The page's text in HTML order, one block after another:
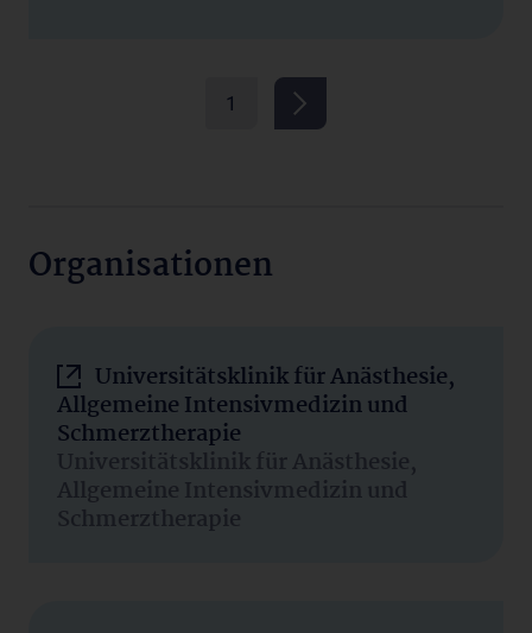
1
Organisationen
Universitätsklinik für Anästhesie,
Allgemeine Intensivmedizin und
Schmerztherapie
Universitätsklinik für Anästhesie,
Allgemeine Intensivmedizin und
Schmerztherapie